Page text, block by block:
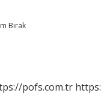
Bırak
pofs.com.tr